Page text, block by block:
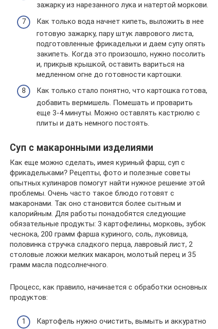
зажарку из нарезанного лука и натертой моркови.
Как только вода начнет кипеть, выложить в нее
готовую зажарку, пару штук лаврового листа,
подготовленные фрикадельки и даем супу опять
закипеть. Когда это произошло, нужно посолить
и, прикрыв крышкой, оставить вариться на
медленном огне до готовности картошки.
Как только стало понятно, что картошка готова,
добавить вермишель. Помешать и проварить
еще 3-4 минуты. Можно оставлять кастрюлю с
плиты и дать немного постоять.
Суп с макаронными изделиями
Как еще можно сделать, имея куриный фарш, суп с
фрикадельками? Рецепты, фото и полезные советы
опытных кулинаров помогут найти нужное решение этой
проблемы. Очень часто такое блюдо готовят с
макаронами. Так оно становится более сытным и
калорийным. Для работы понадобятся следующие
обязательные продукты: 3 картофелины, морковь, зубок
чеснока, 200 грамм фарша куриного, соль, луковица,
половинка стручка сладкого перца, лавровый лист, 2
столовые ложки мелких макарон, молотый перец и 35
грамм масла подсолнечного.
Процесс, как правило, начинается с обработки основных
продуктов:
Картофель нужно очистить, вымыть и аккуратно